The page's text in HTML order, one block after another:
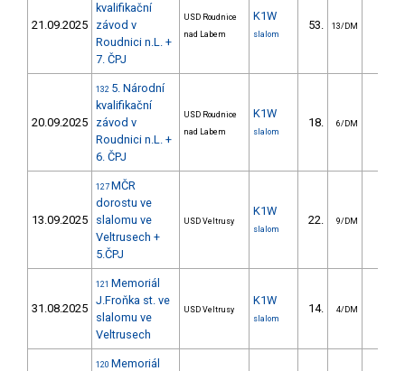
21.09.2025
kvalifikační
závod v
Roudnici n.L. +
7. ČPJ
USD Roudnice
nad Labem
K1W
slalom
53. 13/DM
20.09.2025
132 5. Národní
kvalifikační
závod v
Roudnici n.L. +
6. ČPJ
USD Roudnice
nad Labem
K1W
slalom
18. 6/DM
13.09.2025
127 MČR
dorostu ve
slalomu ve
Veltrusech +
5.ČPJ
USD Veltrusy
K1W
slalom
22. 9/DM
31.08.2025
121 Memoriál
J.Froňka st. ve
slalomu ve
Veltrusech
USD Veltrusy
K1W
slalom
14. 4/DM
120 Memoriál